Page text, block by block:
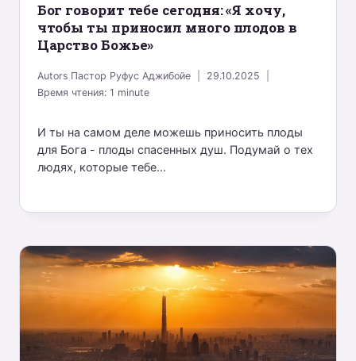
Бог говорит тебе сегодня: «Я хочу,
чтобы ты приносил много плодов в
Царство Божье»
Autors Пастор Руфус Аджибойе
29.10.2025
Время чтения:1 minute
И ты на самом деле можешь приносить плоды
для Бога - плоды спасенных душ. Подумай о тех
людях, которые тебе...